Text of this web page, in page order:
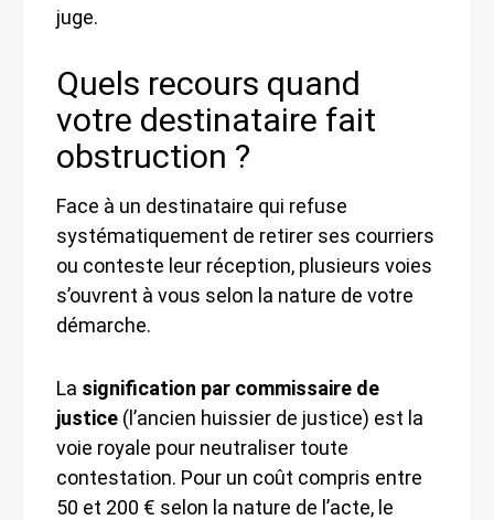
juge.
Quels recours quand
votre destinataire fait
obstruction ?
Face à un destinataire qui refuse
systématiquement de retirer ses courriers
ou conteste leur réception, plusieurs voies
s’ouvrent à vous selon la nature de votre
démarche.
La signification par commissaire de
justice (l’ancien huissier de justice) est la
voie royale pour neutraliser toute
contestation. Pour un coût compris entre
50 et 200 € selon la nature de l’acte, le